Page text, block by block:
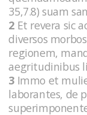
35,7.8) suam
2 Et revera sic
diversos
regionem,
aegritudinibus
3 Immo et
laborantes, de